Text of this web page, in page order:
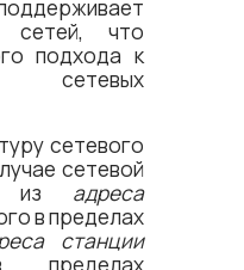
сетей, что
подхода к
сетевых
сетевого
сетевой
из адреса
в пределах
станции